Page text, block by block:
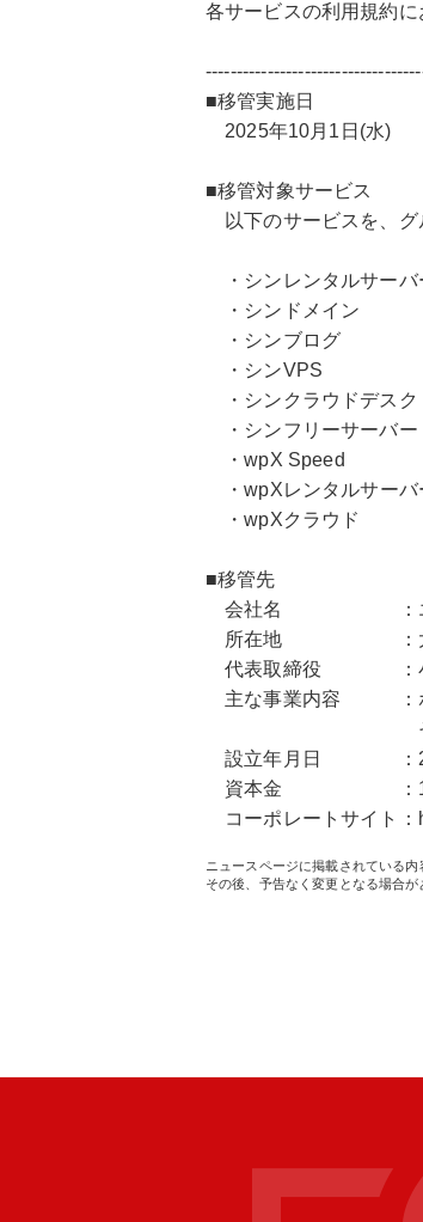
各サービスの利用規約に
■移管実施日
2025年10月1日(水)
■移管対象サービス
以下のサービスを、グ
・シンレンタルサーバ
・シンドメイン
・シンブログ
・シンVPS
・シンクラウドデスク
・シンフリーサーバー
・wpX Speed
・wpXレンタルサーバ
・wpXクラウド
■移管先
会社名 ：エック
所在地 ：大阪市
代表取締役 ：小
主な事業内容 ：ホス
その他、イン
設立年月日 ：
資本金 ：1億円
コーポレートサイト：
ニュースページに掲載されている内
その後、予告なく変更となる場合